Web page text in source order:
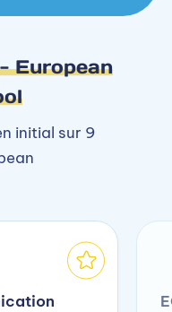
European
initial sur 9